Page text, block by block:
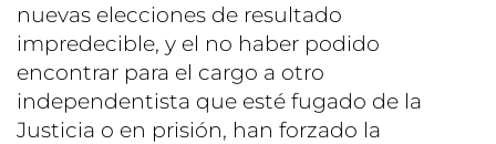
nuevas elecciones de resultado
impredecible, y el no haber podido
encontrar para el cargo a otro
independentista que esté fugado de la
Justicia o en prisión, han forzado la